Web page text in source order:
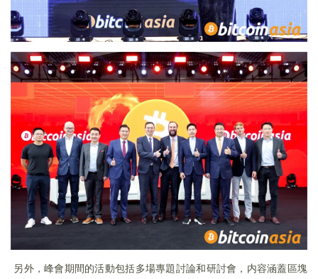
另外，峰會期間的活動包括多場專題討論和研討會，内容涵蓋區塊